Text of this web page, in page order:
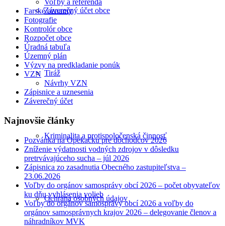
Záverečný účet obce
Tiráž
Kriminalita a protispoločenská činnosť
Ochrana osobných údajov
Voľby a referendá
Farské oznamy
Fotografie
Kontrolór obce
Rozpočet obce
Úradná tabuľa
Územný plán
Výzvy na predkladanie ponúk
VZN
Návrhy VZN
Zápisnice a uznesenia
Záverečný účet
Najnovšie články
Pozvánka na Opekačku pre dôchodcov 2026
Zníženie výdatnosti vodných zdrojov v dôsledku
pretrvávajúceho sucha – júl 2026
Zápisnica zo zasadnutia Obecného zastupiteľstva –
23.06.2026
Voľby do orgánov samosprávy obcí 2026 – počet obyvateľov
ku dňu vyhlásenia volieb
Voľby do orgánov samosprávy obcí 2026 a voľby do
orgánov samosprávnych krajov 2026 – delegovanie členov a
náhradníkov MVK